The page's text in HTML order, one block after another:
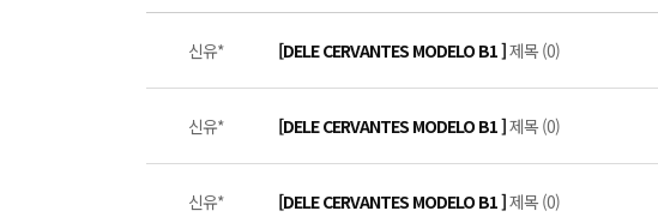
신유* [DELE CERVANTES MODELO B1 ]제목 (0)
신유* [DELE CERVANTES MODELO B1 ]제목 (0)
신유* [DELE CERVANTES MODELO B1 ]제목 (0)